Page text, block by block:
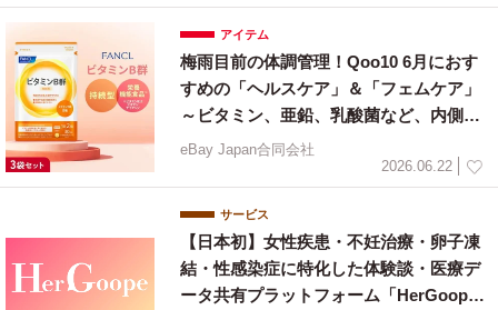
アイテム
梅雨目前の体調管理！Qoo10 6月におす
すめの「ヘルスケア」＆「フェムケア」
～ビタミン、亜鉛、乳酸菌など、内側か
ら整えるインナーケア特集～
eBay Japan合同会社
2026.06.22
サービス
【日本初】女性疾患・不妊治療・卵子凍
結・性感染症に特化した体験談・医療デ
ータ共有プラットフォーム「HerGoop